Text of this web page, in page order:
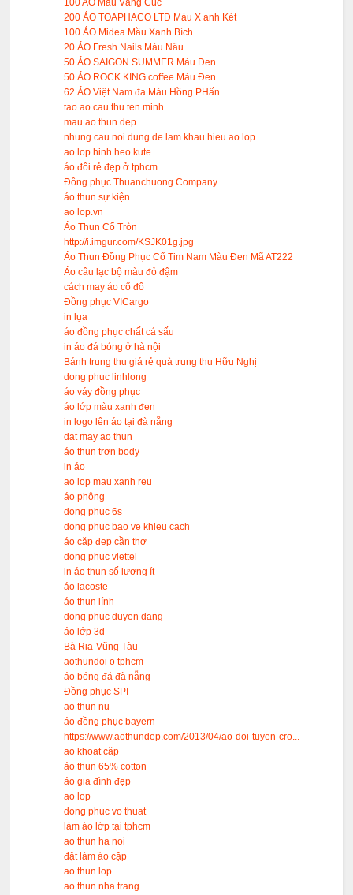
100 AO Màu Vàng Cúc
200 ÁO TOAPHACO LTD Màu X anh Két
100 ÁO Midea Mầu Xanh Bích
20 ÁO Fresh Nails Màu Nâu
50 ÁO SAIGON SUMMER Màu Đen
50 ÁO ROCK KING coffee Màu Đen
62 ÁO Việt Nam đa Màu Hồng PHấn
tao ao cau thu ten minh
mau ao thun dep
nhung cau noi dung de lam khau hieu ao lop
ao lop hinh heo kute
áo đôi rẻ đẹp ở tphcm
Đồng phục Thuanchuong Company
áo thun sự kiện
ao lop.vn
Áo Thun Cổ Tròn
http://i.imgur.com/KSJK01g.jpg
Áo Thun Đồng Phục Cổ Tim Nam Màu Đen Mã AT222
Áo câu lạc bộ màu đỏ đậm
cách may áo cổ đổ
Đồng phục VICargo
in lụa
áo đồng phục chất cá sấu
in áo đá bóng ở hà nội
Bánh trung thu giá rẻ quà trung thu Hữu Nghị
dong phuc linhlong
áo váy đồng phục
áo lớp màu xanh đen
in logo lên áo tại đà nẵng
dat may ao thun
áo thun trơn body
in áo
ao lop mau xanh reu
áo phông
dong phuc 6s
dong phuc bao ve khieu cach
áo cặp đẹp cần thơ
dong phuc viettel
in áo thun số lượng ít
áo lacoste
áo thun lính
dong phuc duyen dang
áo lớp 3d
Bà Rịa-Vũng Tàu
aothundoi o tphcm
áo bóng đá đà nẵng
Đồng phục SPI
ao thun nu
áo đồng phục bayern
https://www.aothundep.com/2013/04/ao-doi-tuyen-cro...
ao khoat căp
áo thun 65% cotton
áo gia đình đẹp
ao lop
dong phuc vo thuat
làm áo lớp tại tphcm
ao thun ha noi
đặt làm áo cặp
ao thun lop
ao thun nha trang